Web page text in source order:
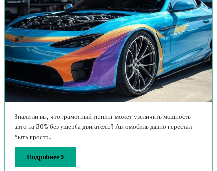
Знали ли вы, что грамотный тюнинг может увеличить мощность
авто на 30% без ущерба двигателю? Автомобиль давно перестал
быть просто…
Подробнее »